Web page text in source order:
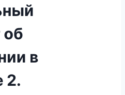
об
в
2.